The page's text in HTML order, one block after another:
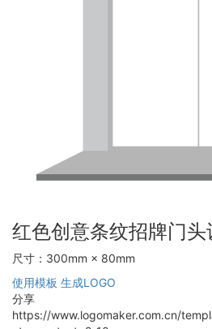
红色创意条纹招牌门头
尺寸：300mm × 80mm
使用模板 生成LOGO
分享
https://www.logomaker.com.cn/